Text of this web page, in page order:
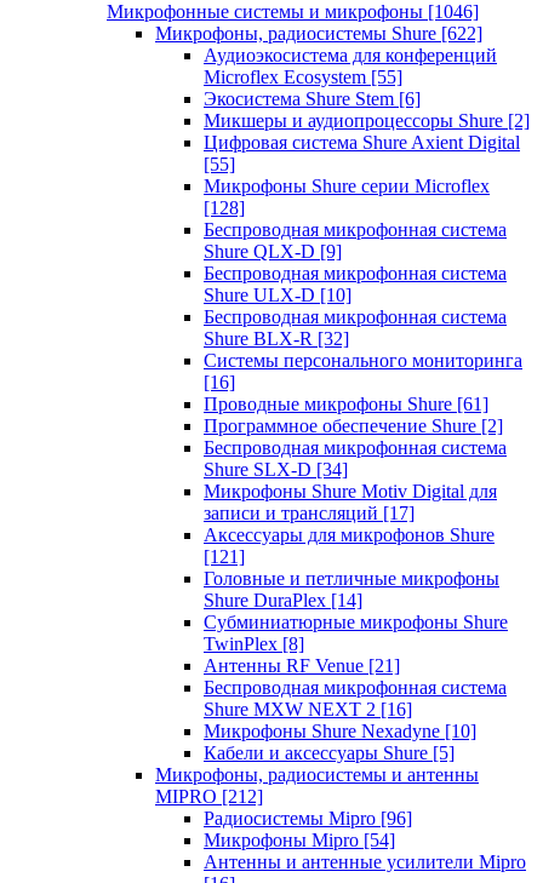
Микрофонные системы и микрофоны [1046]
Микрофоны, радиосистемы Shure [622]
Аудиоэкосистема для конференций
Microflex Ecosystem [55]
Экосистема Shure Stem [6]
Микшеры и аудиопроцессоры Shure [2]
Цифровая система Shure Axient Digital
[55]
Микрофоны Shure серии Microflex
[128]
Беспроводная микрофонная система
Shure QLX-D [9]
Беспроводная микрофонная система
Shure ULX-D [10]
Беспроводная микрофонная система
Shure BLX-R [32]
Системы персонального мониторинга
[16]
Проводные микрофоны Shure [61]
Программное обеспечение Shure [2]
Беспроводная микрофонная система
Shure SLX-D [34]
Микрофоны Shure Motiv Digital для
записи и трансляций [17]
Аксессуары для микрофонов Shure
[121]
Головные и петличные микрофоны
Shure DuraPlex [14]
Субминиатюрные микрофоны Shure
TwinPlex [8]
Антенны RF Venue [21]
Беспроводная микрофонная система
Shure MXW NEXT 2 [16]
Микрофоны Shure Nexadyne [10]
Кабели и аксессуары Shure [5]
Микрофоны, радиосистемы и антенны
MIPRO [212]
Радиосистемы Mipro [96]
Микрофоны Mipro [54]
Антенны и антенные усилители Mipro